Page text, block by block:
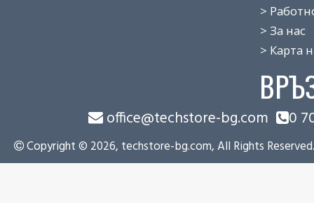
> Работно
> За нас
> Карта на
office@techstore-bg.com 0
Copyright © 2026, techstore-bg.com, All Rights Reserved.